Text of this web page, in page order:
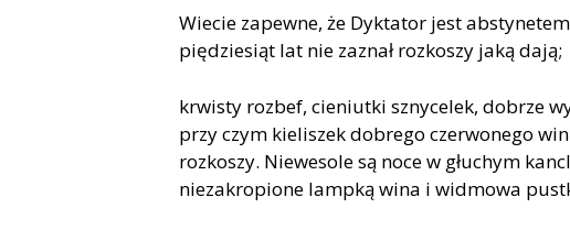
Wiecie zapewne, że Dyktator jest
piędziesiąt lat nie zaznał rozkoszy jaką dają;
krwisty rozbef, cieniutki sznycelek, dobrze
przy czym kieliszek dobrego czerwonego
rozkoszy. Niewesole są noce w głuchym
niezakropione lampką wina i widmowa